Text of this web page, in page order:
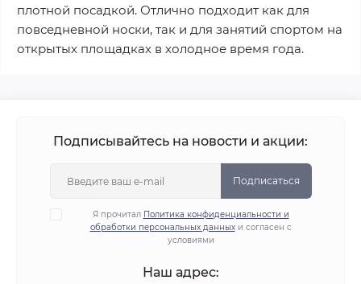
плотной посадкой. Отлично подходит как для
повседневной носки, так и для занятий спортом на
открытых площадках в холодное время года.
Подписывайтесь на новости и акции:
Подписаться
Я прочитал Политика конфиденциальности и
обработки персональных данныхи согласен с
условиями
Наш адрес: